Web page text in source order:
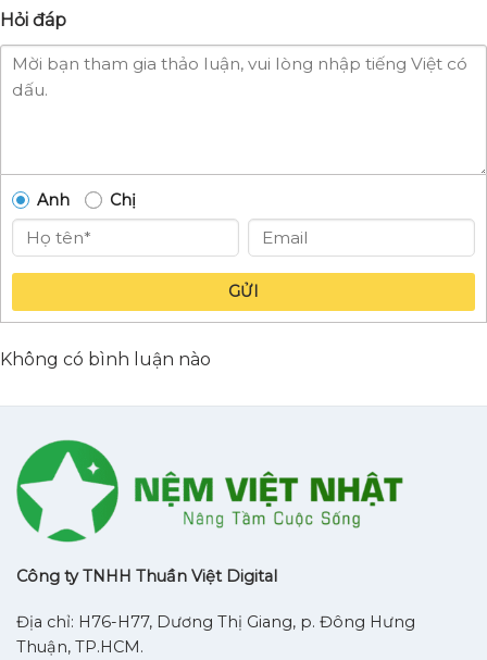
Hỏi đáp
Anh Chị
GỬI
Không có bình luận nào
Công ty TNHH Thuần Việt Digital
Địa chỉ: H76-H77, Dương Thị Giang, p. Đông Hưng
Thuận, TP.HCM.